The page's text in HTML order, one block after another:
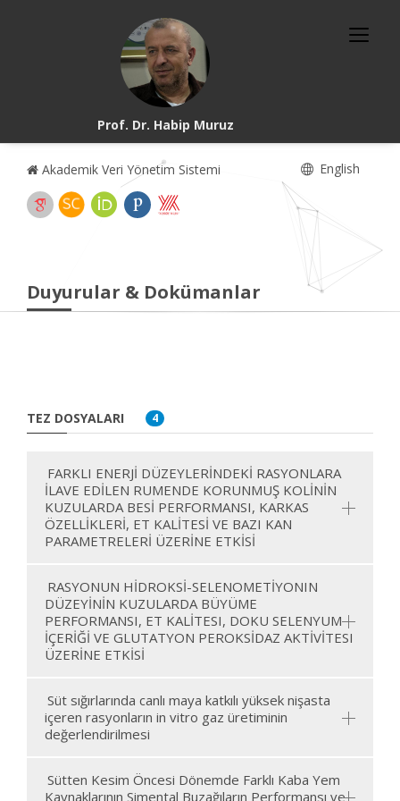
Prof. Dr. Habip Muruz
Akademik Veri Yönetim Sistemi English
Duyurular & Dokümanlar
TEZ DOSYALARI 4
FARKLI ENERJİ DÜZEYLERİNDEKİ RASYONLARA
İLAVE EDİLEN RUMENDE KORUNMUŞ KOLİNİN
KUZULARDA BESİ PERFORMANSI, KARKAS
ÖZELLİKLERİ, ET KALİTESİ VE BAZI KAN
PARAMETRELERİ ÜZERİNE ETKİSİ
RASYONUN HİDROKSİ-SELENOMETİYONIN
DÜZEYİNİN KUZULARDA BÜYÜME
PERFORMANSI, ET KALİTESI, DOKU SELENYUM
İÇERİĞİ VE GLUTATYON PEROKSİDAZ AKTİVİTESI
ÜZERİNE ETKİSİ
Süt sığırlarında canlı maya katkılı yüksek nişasta
içeren rasyonların in vitro gaz üretiminin
değerlendirilmesi
Sütten Kesim Öncesi Dönemde Farklı Kaba Yem
Kaynaklarının Simental Buzağıların Performansı ve